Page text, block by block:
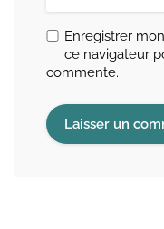
Enregistrer
ce navigateur
commente.